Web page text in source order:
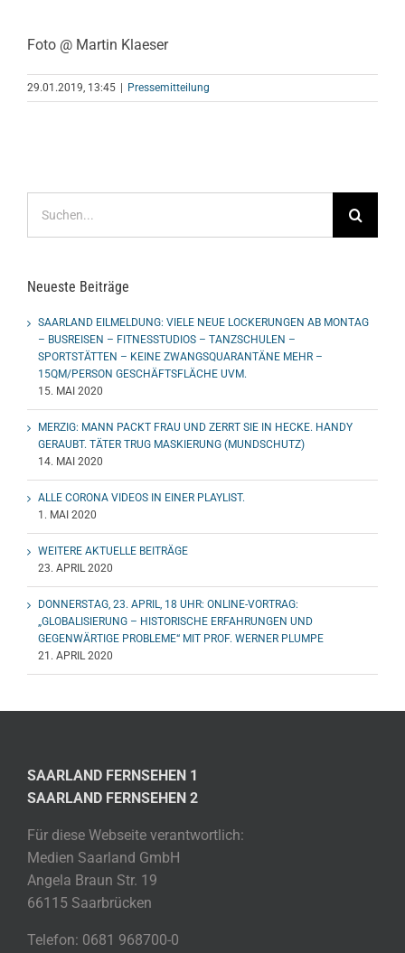
Foto @ Martin Klaeser
29.01.2019, 13:45 | Pressemitteilung
nach:
Neueste Beiträge
SAARLAND EILMELDUNG: VIELE NEUE LOCKERUNGEN AB MONTAG
– BUSREISEN – FITNESSTUDIOS – TANZSCHULEN –
SPORTSTÄTTEN – KEINE ZWANGSQUARANTÄNE MEHR –
15QM/PERSON GESCHÄFTSFLÄCHE UVM.
15. MAI 2020
MERZIG: MANN PACKT FRAU UND ZERRT SIE IN HECKE. HANDY
GERAUBT. TÄTER TRUG MASKIERUNG (MUNDSCHUTZ)
14. MAI 2020
ALLE CORONA VIDEOS IN EINER PLAYLIST.
1. MAI 2020
WEITERE AKTUELLE BEITRÄGE
23. APRIL 2020
DONNERSTAG, 23. APRIL, 18 UHR: ONLINE-VORTRAG:
„GLOBALISIERUNG – HISTORISCHE ERFAHRUNGEN UND
GEGENWÄRTIGE PROBLEME“ MIT PROF. WERNER PLUMPE
21. APRIL 2020
SAARLAND FERNSEHEN 1
SAARLAND FERNSEHEN 2
Für diese Webseite verantwortlich:
Medien Saarland GmbH
Angela Braun Str. 19
66115 Saarbrücken
Telefon: 0681 968700-0